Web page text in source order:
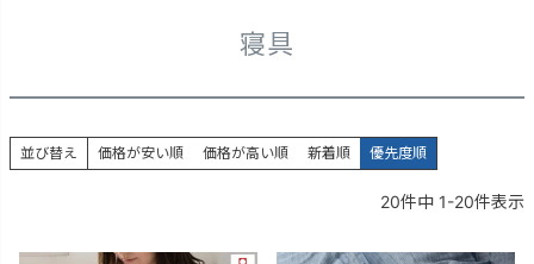
寝具
並び替え 価格が安い順 価格が高い順 新着順 優先度順
20件中 1-20件表示